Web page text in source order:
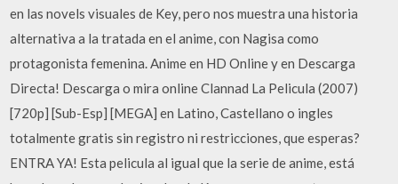
en las novels visuales de Key, pero nos muestra una historia
alternativa a la tratada en el anime, con Nagisa como
protagonista femenina. Anime en HD Online y en Descarga
Directa! Descarga o mira online Clannad La Pelicula (2007)
[720p] [Sub-Esp] [MEGA] en Latino, Castellano o ingles
totalmente gratis sin registro ni restricciones, que esperas?
ENTRA YA! Esta pelicula al igual que la serie de anime, está